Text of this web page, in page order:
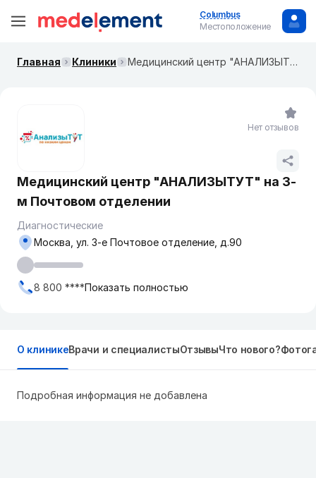
Columbus
Местоположение
Главная Клиники ​Медицинский центр "АНАЛИЗЫТУТ" ​на 3-м Почтовом отделении
​Медицинский центр "АНАЛИЗЫТУТ" ​на 3-
м Почтовом отделении
Диагностические
Москва, ​ул. 3-е Почтовое отделение, д.90
8 800 ****Показать полностью
Нет отзывов
О клиникеВрачи и специалистыОтзывыЧто нового?
Подробная информация не добавлена